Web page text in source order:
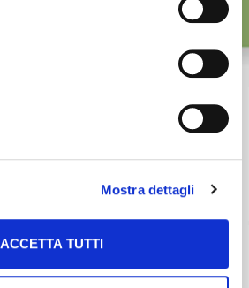
Mostra dettagli
ACCETTA TUTTI